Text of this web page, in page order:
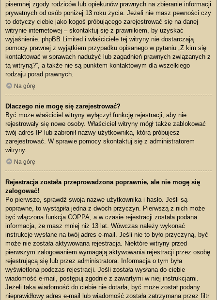
pisemnej zgody rodziców lub opiekunów prawnych na zbieranie informacji
prywatnych od osób poniżej 13 roku życia. Jeżeli nie masz pewności czy
to dotyczy ciebie jako kogoś próbującego zarejestrować się na danej
witrynie internetowej – skontaktuj się z prawnikiem, by uzyskać
wyjaśnienie. phpBB Limited i właściciele tej witryny nie dostarczają
pomocy prawnej z wyjątkiem przypadku opisanego w pytaniu „Z kim się
kontaktować w sprawach nadużyć lub zagadnień prawnych związanych z
tą witryną?”, a także nie są punktem kontaktowym dla wszelkiego
rodzaju porad prawnych.
Na górę
Dlaczego nie mogę się zarejestrować?
Być może właściciel witryny wyłączył funkcję rejestracji, aby nie
rejestrowały się nowe osoby. Właściciel witryny mógł także zablokować
twój adres IP lub zabronił nazwy użytkownika, którą próbujesz
zarejestrować. W sprawie pomocy skontaktuj się z administratorem
witryny.
Na górę
Rejestracja została przeprowadzona poprawnie, ale nie mogę się
zalogować!
Po pierwsze, sprawdź swoją nazwę użytkownika i hasło. Jeśli są
poprawne, to wystąpiła jedna z dwóch przyczyn. Pierwszą z nich może
być włączona funkcja COPPA, a w czasie rejestracji została podana
informacja, że masz mniej niż 13 lat. Wówczas należy wykonać
instrukcje wysłane na twój adres e-mail. Jeśli nie to było przyczyną, być
może nie została aktywowana rejestracja. Niektóre witryny przed
pierwszym zalogowaniem wymagają aktywowania rejestracji przez osobę
rejestrującą się lub przez administratora. Informacja o tym była
wyświetlona podczas rejestracji. Jeśli została wysłana do ciebie
wiadomość e-mail, postępuj zgodnie z zawartymi w niej instrukcjami.
Jeżeli taka wiadomość do ciebie nie dotarła, być może został podany
nieprawidłowy adres e-mail lub wiadomość została zatrzymana przez filtr